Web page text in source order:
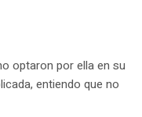
optaron por ella en su
entiendo que no